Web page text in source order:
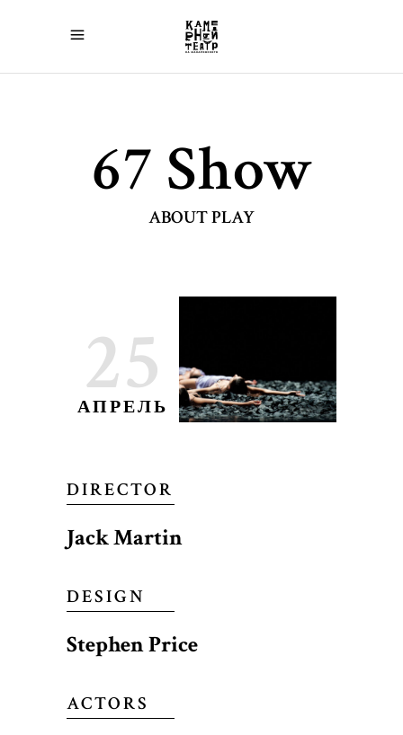
67 Show
ABOUT PLAY
25
АПРЕЛЬ
DIRECTOR
Jack Martin
DESIGN
Stephen Price
ACTORS